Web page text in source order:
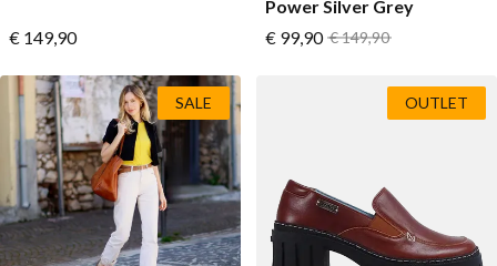
Vanaf
€ 149,90
Power Silver Grey
Vanaf
€ 99,90 Normale prijs
€ 149,90
SALE OUTLET